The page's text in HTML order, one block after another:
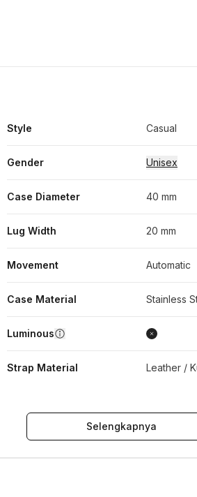
Style Casual
Gender Unisex
Case Diameter 40 mm
Lug Width 20 mm
Movement Automatic
Case Material Stainless
Luminous
Strap Material Leather /
Selengkapnya